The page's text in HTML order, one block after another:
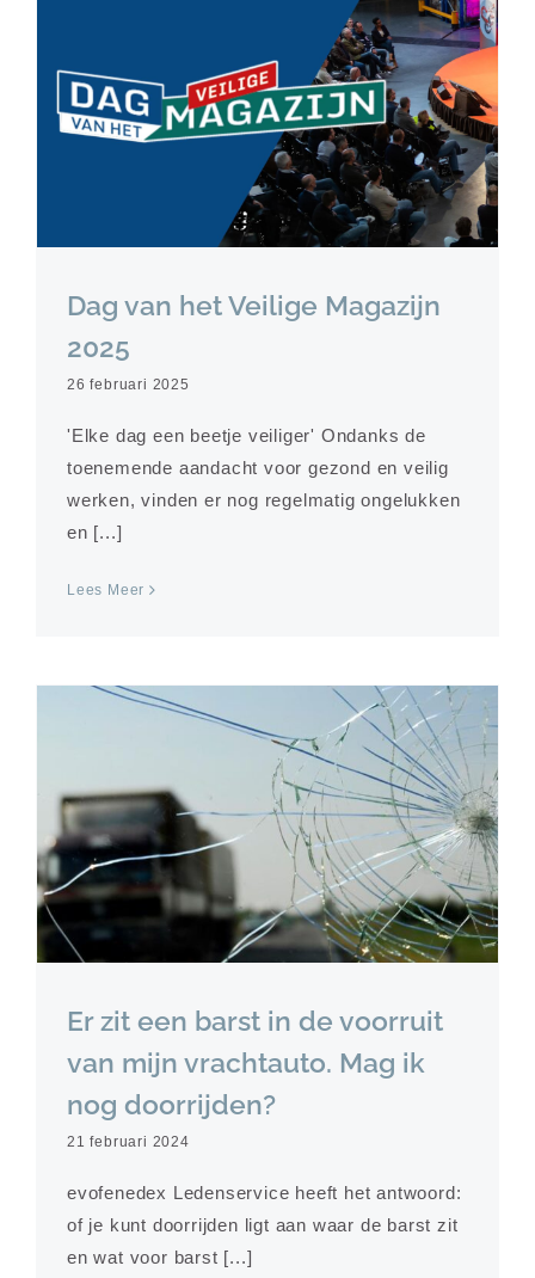
Dag van het Veilige Magazijn
2025
26 februari 2025
'Elke dag een beetje veiliger' Ondanks de
toenemende aandacht voor gezond en veilig
werken, vinden er nog regelmatig ongelukken
en [...]
Lees Meer
Er zit een barst in de voorruit
van mijn vrachtauto. Mag ik
nog doorrijden?
21 februari 2024
evofenedex Ledenservice heeft het antwoord:
of je kunt doorrijden ligt aan waar de barst zit
en wat voor barst [...]